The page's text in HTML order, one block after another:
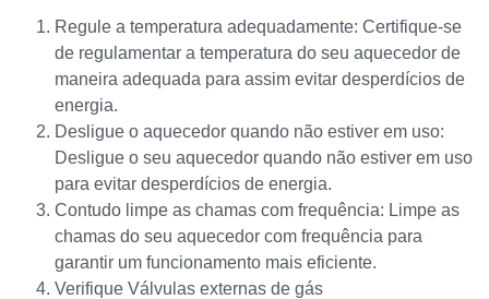
Regule a temperatura adequadamente: Certifique-se
de regulamentar a temperatura do seu aquecedor de
maneira adequada para assim evitar desperdícios de
energia.
Desligue o aquecedor quando não estiver em uso:
Desligue o seu aquecedor quando não estiver em uso
para evitar desperdícios de energia.
Contudo limpe as chamas com frequência: Limpe as
chamas do seu aquecedor com frequência para
garantir um funcionamento mais eficiente.
Verifique Válvulas externas de gás